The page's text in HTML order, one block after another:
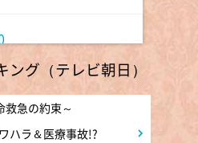
のお困りですカ
ング（テレビ朝日）
救急の約束～
ハラ＆医療事故!?